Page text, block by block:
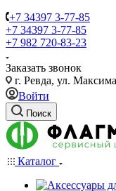
+7 34397 3-77-85
+7 34397 3-77-85
+7 982 720-83-23
Заказать звонок
г. Ревда, ул.
Войти
Поиск
Каталог